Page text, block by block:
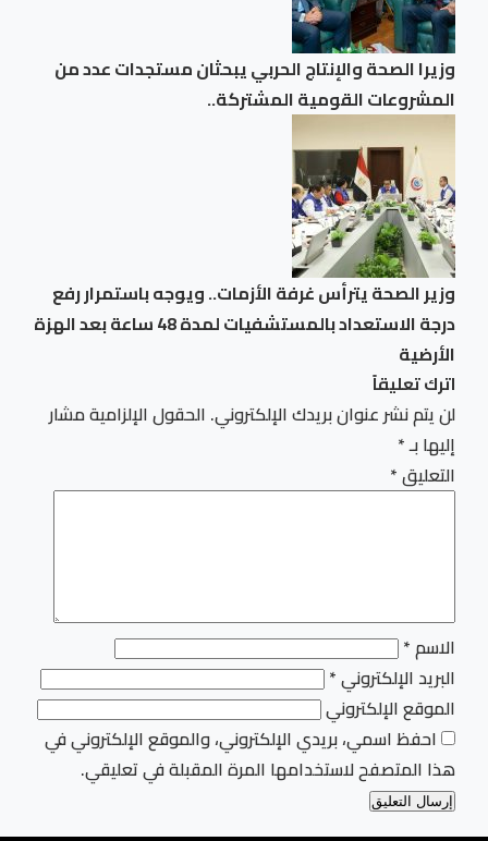
وزيرا الصحة والإنتاج الحربي يبحثان مستجدات عدد من
المشروعات القومية المشتركة..
وزير الصحة يترأس غرفة الأزمات.. ويوجه باستمرار رفع
درجة الاستعداد بالمستشفيات لمدة 48 ساعة بعد الهزة
الأرضية
اترك تعليقاً
لن يتم نشر عنوان بريدك الإلكتروني. الحقول الإلزامية مشار
إليها بـ*
التعليق*
الاسم*
البريد الإلكتروني*
الموقع الإلكتروني
احفظ اسمي، بريدي الإلكتروني، والموقع الإلكتروني في
هذا المتصفح لاستخدامها المرة المقبلة في تعليقي.